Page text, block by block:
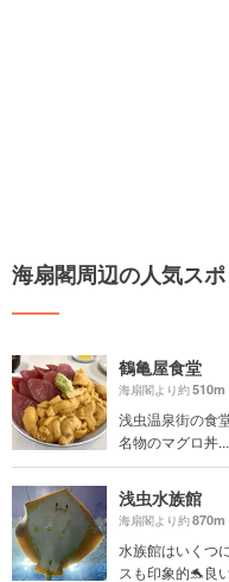
海扇閣周辺の人気スポ
鶴亀屋食堂
海扇閣より約510m
浅虫温泉街の食
名物のマグロ丼...
浅虫水族館
海扇閣より約870m
水族館はいくつ
スも印象的🐬良